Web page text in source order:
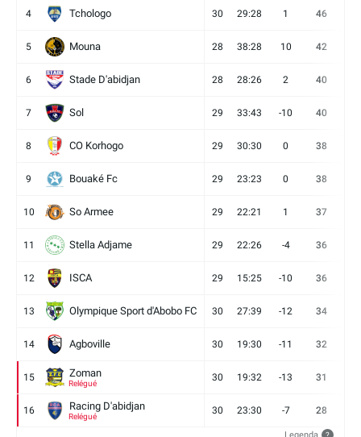
4 Tchologo 30 29:28 1 46
5 Mouna 28 38:28 10 42
6 Stade D'abidjan 28 28:26 2 40
7 Sol 29 33:43 -10 40
8 CO Korhogo 29 30:30 0 38
9 Bouaké Fc 29 23:23 0 38
10 So Armee 29 22:21 1 37
11 Stella Adjame 29 22:26 -4 36
12 ISCA 29 15:25 -10 36
13 Olympique Sport d'Abobo FC 30 27:39 -12 34
14 Agboville 30 19:30 -11 32
15 Zoman
Relégué
30 19:32 -13 31
16 Racing D'abidjan
Relégué
30 23:30 -7 28
?